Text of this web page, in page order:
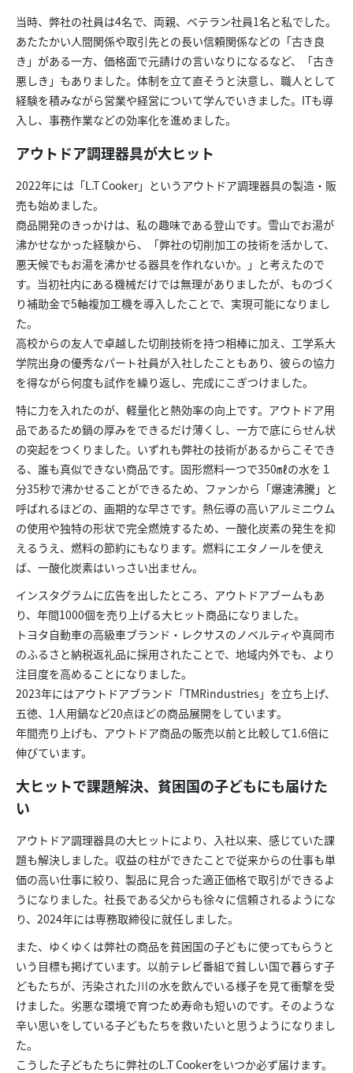
当時、弊社の社員は4名で、両親、ベテラン社員1名と私でした。
あたたかい人間関係や取引先との長い信頼関係などの「古き良
き」がある一方、価格面で元請けの言いなりになるなど、「古き
悪しき」もありました。体制を立て直そうと決意し、職人として
経験を積みながら営業や経営について学んでいきました。ITも導
入し、事務作業などの効率化を進めました。
アウトドア調理器具が大ヒット
2022年には「L.T Cooker」というアウトドア調理器具の製造・販
売も始めました。
商品開発のきっかけは、私の趣味である登山です。雪山でお湯が
沸かせなかった経験から、「弊社の切削加工の技術を活かして、
悪天候でもお湯を沸かせる器具を作れないか。」と考えたので
す。当初社内にある機械だけでは無理がありましたが、ものづく
り補助金で5軸複加工機を導入したことで、実現可能になりまし
た。
高校からの友人で卓越した切削技術を持つ相棒に加え、工学系大
学院出身の優秀なパート社員が入社したこともあり、彼らの協力
を得ながら何度も試作を繰り返し、完成にこぎつけました。
特に力を入れたのが、軽量化と熱効率の向上です。アウトドア用
品であるため鍋の厚みをできるだけ薄くし、一方で底にらせん状
の突起をつくりました。いずれも弊社の技術があるからこそでき
る、誰も真似できない商品です。固形燃料一つで350㎖の水を１
分35秒で沸かせることができるため、ファンから「爆速沸騰」と
呼ばれるほどの、画期的な早さです。熱伝導の高いアルミニウム
の使用や独特の形状で完全燃焼するため、一酸化炭素の発生を抑
えるうえ、燃料の節約にもなります。燃料にエタノールを使え
ば、一酸化炭素はいっさい出ません。
インスタグラムに広告を出したところ、アウトドアブームもあ
り、年間1000個を売り上げる大ヒット商品になりました。
トヨタ自動車の高級車ブランド・レクサスのノベルティや真岡市
のふるさと納税返礼品に採用されたことで、地域内外でも、より
注目度を高めることになりました。
2023年にはアウトドアブランド「TMRindustries」を立ち上げ、
五徳、1人用鍋など20点ほどの商品展開をしています。
年間売り上げも、アウトドア商品の販売以前と比較して1.6倍に
伸びています。
大ヒットで課題解決、貧困国の子どもにも届けた
い
アウトドア調理器具の大ヒットにより、入社以来、感じていた課
題も解決しました。収益の柱ができたことで従来からの仕事も単
価の高い仕事に絞り、製品に見合った適正価格で取引ができるよ
うになりました。社長である父からも徐々に信頼されるようにな
り、2024年には専務取締役に就任しました。
また、ゆくゆくは弊社の商品を貧困国の子どもに使ってもらうと
いう目標も掲げています。以前テレビ番組で貧しい国で暮らす子
どもたちが、汚染された川の水を飲んでいる様子を見て衝撃を受
けました。劣悪な環境で育つため寿命も短いのです。そのような
辛い思いをしている子どもたちを救いたいと思うようになりまし
た。
こうした子どもたちに弊社のL.T Cookerをいつか必ず届けます。